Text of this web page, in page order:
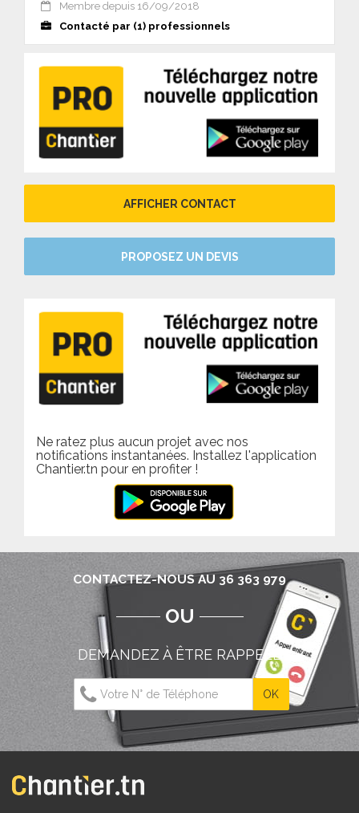
Membre depuis 16/09/2018
Contacté par (1) professionnels
AFFICHER CONTACT
PROPOSEZ UN DEVIS
Ne ratez plus aucun projet avec nos
notifications instantanées. Installez l'application
Chantier.tn pour en profiter !
CONTACTEZ-NOUS AU 36 363 979
OU
DEMANDEZ À ÊTRE RAPPELÉ